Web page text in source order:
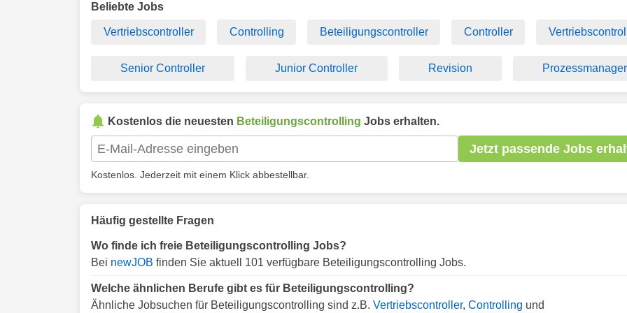
Beliebte Jobs
Vertriebscontroller Controlling Beteiligungscontroller Controller
Senior Controller Junior Controller Revision Prozessmanager
Kostenlos die neuesten Beteiligungscontrolling Jobs erhalten.
Jetzt passende Jobs
Kostenlos. Jederzeit mit einem Klick abbestellbar.
Häufig gestellte Fragen
Wo finde ich freie Beteiligungscontrolling Jobs?
Bei newJOB finden Sie aktuell 101 verfügbare Beteiligungscontrolling Jobs.
Welche ähnlichen Berufe gibt es für Beteiligungscontrolling?
Ähnliche Jobsuchen für Beteiligungscontrolling sind z.B. Vertriebscontroller, Controlling und